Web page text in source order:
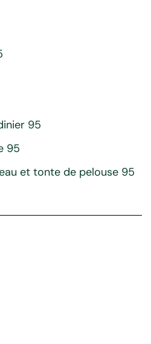
95
95
et tonte de pelouse 95